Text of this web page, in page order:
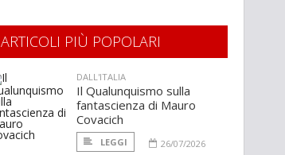
ARTICOLI PIÙ POPOLARI
DALL'ITALIA
Il Qualunquismo sulla
fantascienza di Mauro
Covacich
LEGGI
26/07/2026